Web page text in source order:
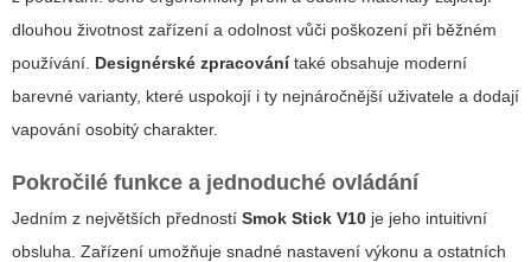
dlouhou životnost zařízení a odolnost vůči poškození při běžném
používání. Designérské zpracovánítaké obsahuje moderní
barevné varianty, které uspokojí i ty nejnáročnější uživatele a dodají
vapování osobitý charakter.
Pokročilé funkce a jednoduché ovládání
Jedním z největších předností Smok Stick V10 je jeho intuitivní
obsluha. Zařízení umožňuje snadné nastavení výkonu a ostatních